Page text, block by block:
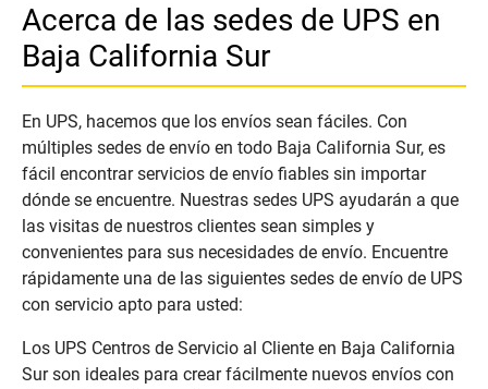
Acerca de las sedes de UPS en
Baja California Sur
En UPS, hacemos que los envíos sean fáciles. Con
múltiples sedes de envío en todo Baja California Sur, es
fácil encontrar servicios de envío fiables sin importar
dónde se encuentre. Nuestras sedes UPS ayudarán a que
las visitas de nuestros clientes sean simples y
convenientes para sus necesidades de envío. Encuentre
rápidamente una de las siguientes sedes de envío de UPS
con servicio apto para usted:
Los UPS Centros de Servicio al Cliente en Baja California
Sur son ideales para crear fácilmente nuevos envíos con